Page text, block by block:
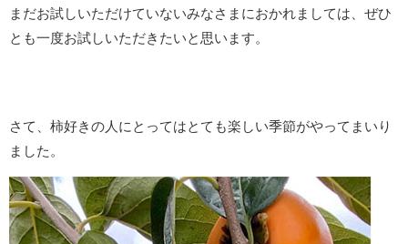
まだお試しいただけていないみなさまにおかれましては、ぜひ
とも一度お試しいただきたいと思います。
さて、柿好きの人にとってはとても楽しい季節がやってまいり
ました。